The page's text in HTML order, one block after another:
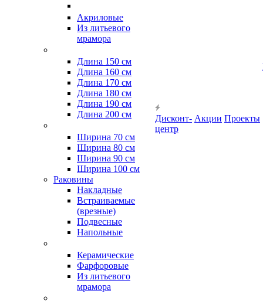
Акриловые
Из литьевого
мрамора
Длина 150 см
Длина 160 см
Длина 170 см
Длина 180 см
Длина 190 см
Длина 200 см
Ширина 70 см
Ширина 80 см
Ширина 90 см
Ширина 100 см
Раковины
Накладные
Встраиваемые
(врезные)
Подвесные
Напольные
Керамические
Фарфоровые
Из литьевого
мрамора
Дисконт-
центр
Акции Проекты